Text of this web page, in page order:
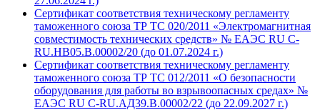
Сертификат соответствия техническому регламенту
таможенного союза ТР ТС 020/2011 «Электромагнитная
совместимость технических средств» № ЕАЭС RU C-
RU.HB05.B.00002/20 (до 01.07.2024 г.)
Сертификат соответствия техническому регламенту
таможенного союза ТР ТС 012/2011 «О безопасности
оборудования для работы во взрывоопасных средах» №
ЕАЭС RU C-RU.АД39.В.00002/22 (до 22.09.2027 г.)